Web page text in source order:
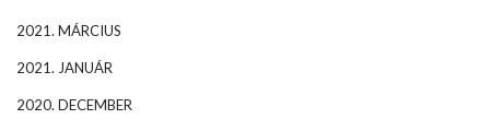
2021. MÁRCIUS
2021. JANUÁR
2020. DECEMBER